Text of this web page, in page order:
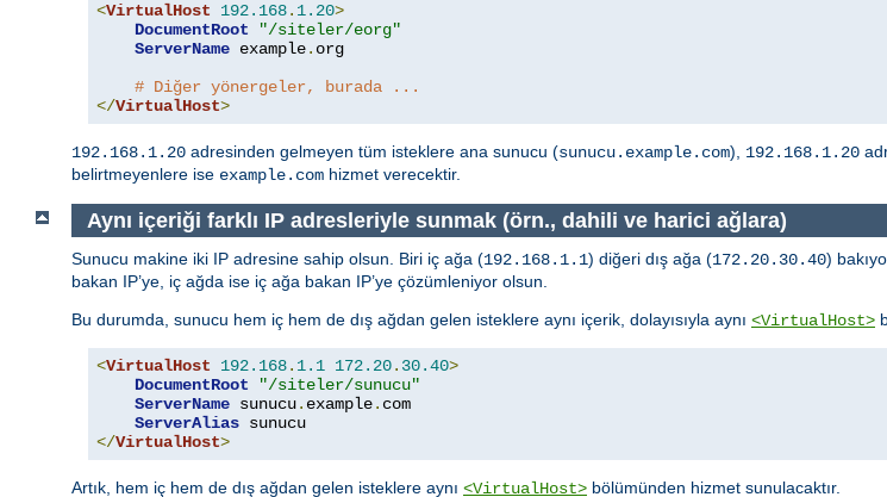
<VirtualHost 192.168. 1.20>
DocumentRoot
"/siteler/eorg"
ServerName example. org
# Diğer yönergeler, burada ...
</VirtualHost>
192.168.1.20 adresinden gelmeyen tüm isteklere ana sunucu (sunucu.example.com), 192.168.1.20
belirtmeyenlere ise example.com hizmet verecektir.
Aynı içeriği farklı IP adresleriyle sunmak (örn., dahili ve harici ağlara)
Sunucu makine iki IP adresine sahip olsun. Biri iç ağa (192.168.1.1) diğeri dış ağa (172.20.30.40)
bakan IP’ye, iç ağda ise iç ağa bakan IP’ye çözümleniyor olsun.
Bu durumda, sunucu hem iç hem de dış ağdan gelen isteklere aynı içerik, dolayısıyla aynı <VirtualHost>
<VirtualHost 192.168. 1.1 172.20. 30.40>
DocumentRoot
"/siteler/sunucu"
ServerName sunucu. example. com
ServerAlias
</VirtualHost>
Artık, hem iç hem de dış ağdan gelen isteklere aynı <VirtualHost> bölümünden hizmet sunulacaktır.